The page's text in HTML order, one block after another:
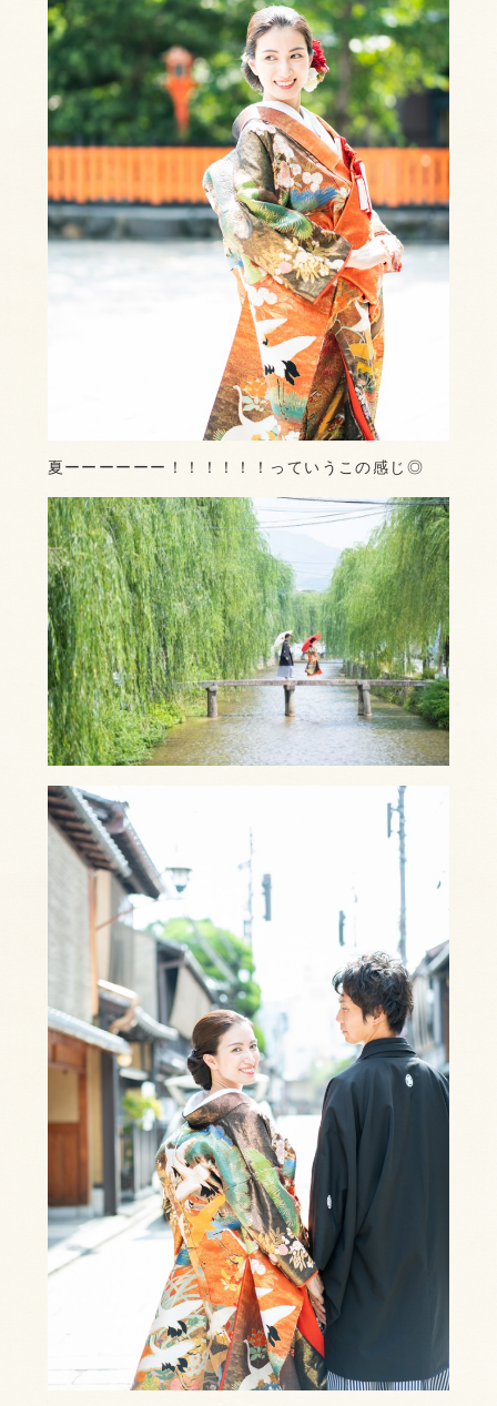
夏ーーーーーー！！！！！！っていうこの感じ◎